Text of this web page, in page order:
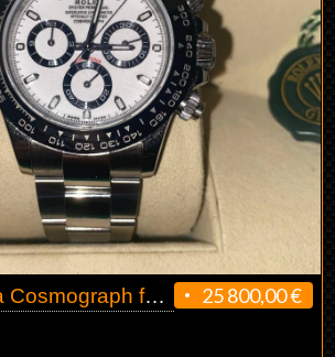
25 800,00 €
Rolex Daytona Cosmograph full set